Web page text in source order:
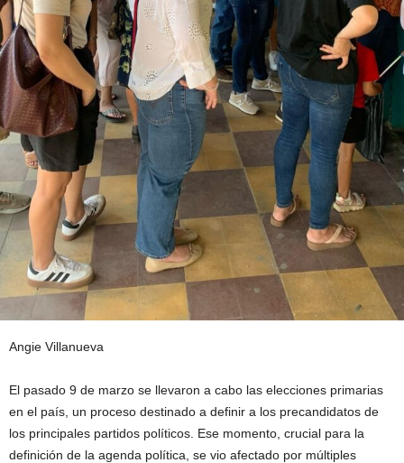
Angie Villanueva
El pasado 9 de marzo se llevaron a cabo las elecciones primarias
en el país, un proceso destinado a definir a los precandidatos de
los principales partidos políticos. Ese momento, crucial para la
definición de la agenda política, se vio afectado por múltiples